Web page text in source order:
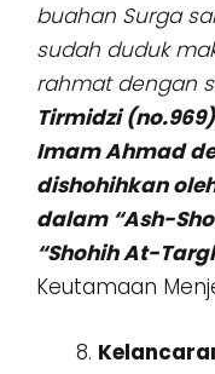
buahan Surga
sudah duduk
rahmat dengan
Tirmidzi
Imam Ahmad
dishohihkan
dalam “Ash-
“Shohih At-
Keutamaan